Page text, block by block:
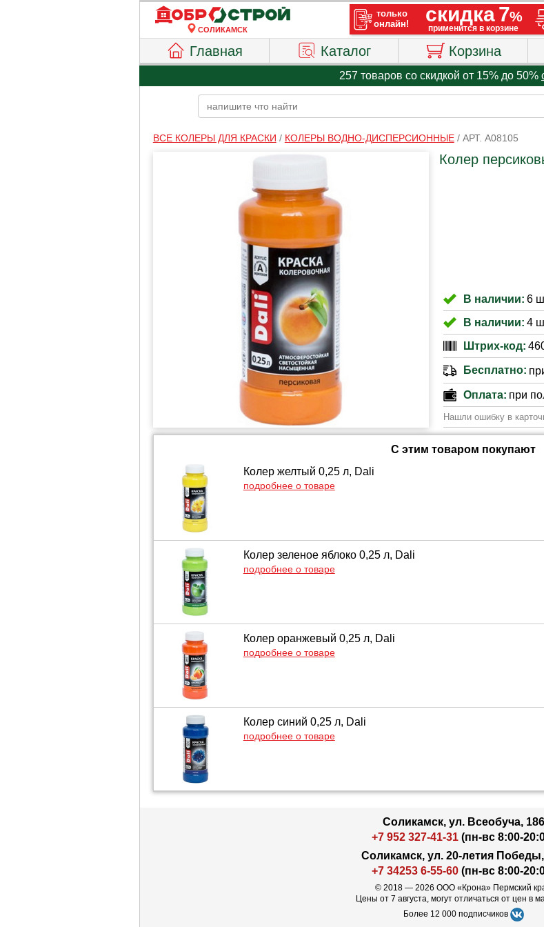
СОЛИКАМСК
Главная Каталог Корзина
257 товаров со скидкой от 15% до 50%
ВСЕ КОЛЕРЫ ДЛЯ КРАСКИ / КОЛЕРЫ ВОДНО-ДИСПЕРСИОННЫЕ/ АРТ. A08105
Колер
В наличии: 6
В наличии: 4
Штрих-код:
Бесплатно:
Оплата: при
Нашли ошибку в
С этим товаром покупают
Колер желтый 0,25 л, Dali
подробнее о товаре
Колер зеленое яблоко 0,25 л, Dali
подробнее о товаре
Колер оранжевый 0,25 л, Dali
подробнее о товаре
Колер синий 0,25 л, Dali
подробнее о товаре
Соликамск, ул. Всеобуча, 186
+7 952 327-41-31 (пн-вс 8:00-
Соликамск, ул. 20-летия
+7 34253 6-55-60 (пн-вс 8:00-
© 2018 — 2026 ООО «Крона» Пермский
Цены от 7 августа, могут отличаться от цен в
Более 12 000 подписчиков